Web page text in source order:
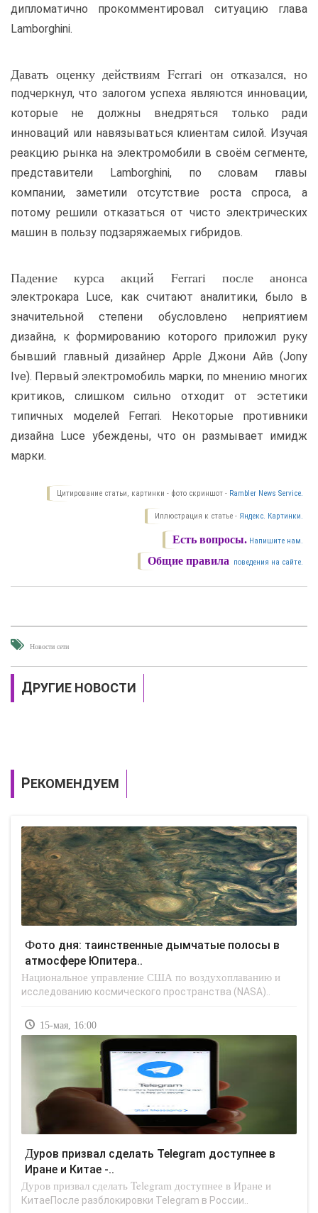
дипломатично прокомментировал ситуацию глава
Lamborghini.
Давать оценку действиям Ferrari он отказался, но
подчеркнул, что залогом успеха являются инновации,
которые не должны внедряться только ради
инноваций или навязываться клиентам силой. Изучая
реакцию рынка на электромобили в своём сегменте,
представители Lamborghini, по словам главы
компании, заметили отсутствие роста спроса, а
потому решили отказаться от чисто электрических
машин в пользу подзаряжаемых гибридов.
Падение курса акций Ferrari после анонса
электрокара Luce, как считают аналитики, было в
значительной степени обусловлено неприятием
дизайна, к формированию которого приложил руку
бывший главный дизайнер Apple Джони Айв (Jony
Ive). Первый электромобиль марки, по мнению многих
критиков, слишком сильно отходит от эстетики
типичных моделей Ferrari. Некоторые противники
дизайна Luce убеждены, что он размывает имидж
марки.
Цитирование статьи, картинки - фото скриншот - Rambler News Service.
Иллюстрация к статье - Яндекс. Картинки.
Есть вопросы. Напишите нам.
Общие правила поведения на сайте.
Новости сети
ДРУГИЕ НОВОСТИ
РЕКОМЕНДУЕМ
Фото дня: таинственные дымчатые полосы в
атмосфере Юпитера..
Национальное управление США по воздухоплаванию и
исследованию космического пространства (NASA)..
15-мая, 16:00
Дуров призвал сделать Telegram доступнее в
Иране и Китае -..
Дуров призвал сделать Telegram доступнее в Иране и
КитаеПосле разблокировки Telegram в России..